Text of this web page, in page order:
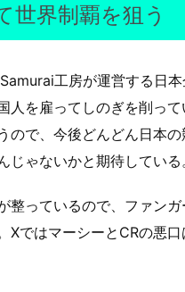
世界制覇を狙う
工房が運営する日
人を雇ってしのぎを削っ
ので、今後どんどん日本
ゃないかと期待している
整っているので、ファン
XではマーシーとCRの悪口